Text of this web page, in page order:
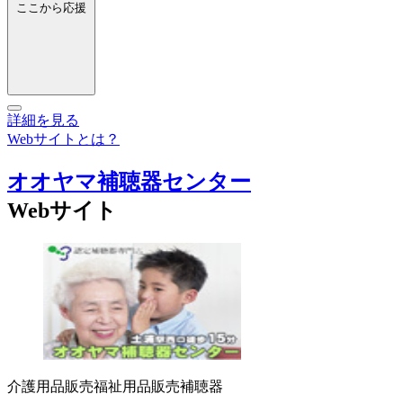
ここから応援
詳細を見る
Webサイトとは？
オオヤマ補聴器センター
Webサイト
介護用品販売福祉用品販売補聴器